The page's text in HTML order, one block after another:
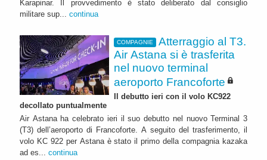
Karapinar. Il provvedimento è stato deliberato dal consiglio
militare sup... continua
COMPAGNIE
Atterraggio al T3.
Air Astana si è trasferita
nel nuovo terminal
aeroporto Francoforte
Il debutto ieri con il volo KC922
decollato puntualmente
Air Astana ha celebrato ieri il suo debutto nel nuovo Terminal 3
(T3) dell’aeroporto di Francoforte. A seguito del trasferimento, il
volo KC 922 per Astana è stato il primo della compagnia kazaka
ad es... continua